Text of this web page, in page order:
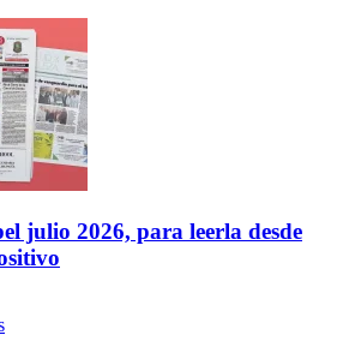
julio 2026, para leerla desde